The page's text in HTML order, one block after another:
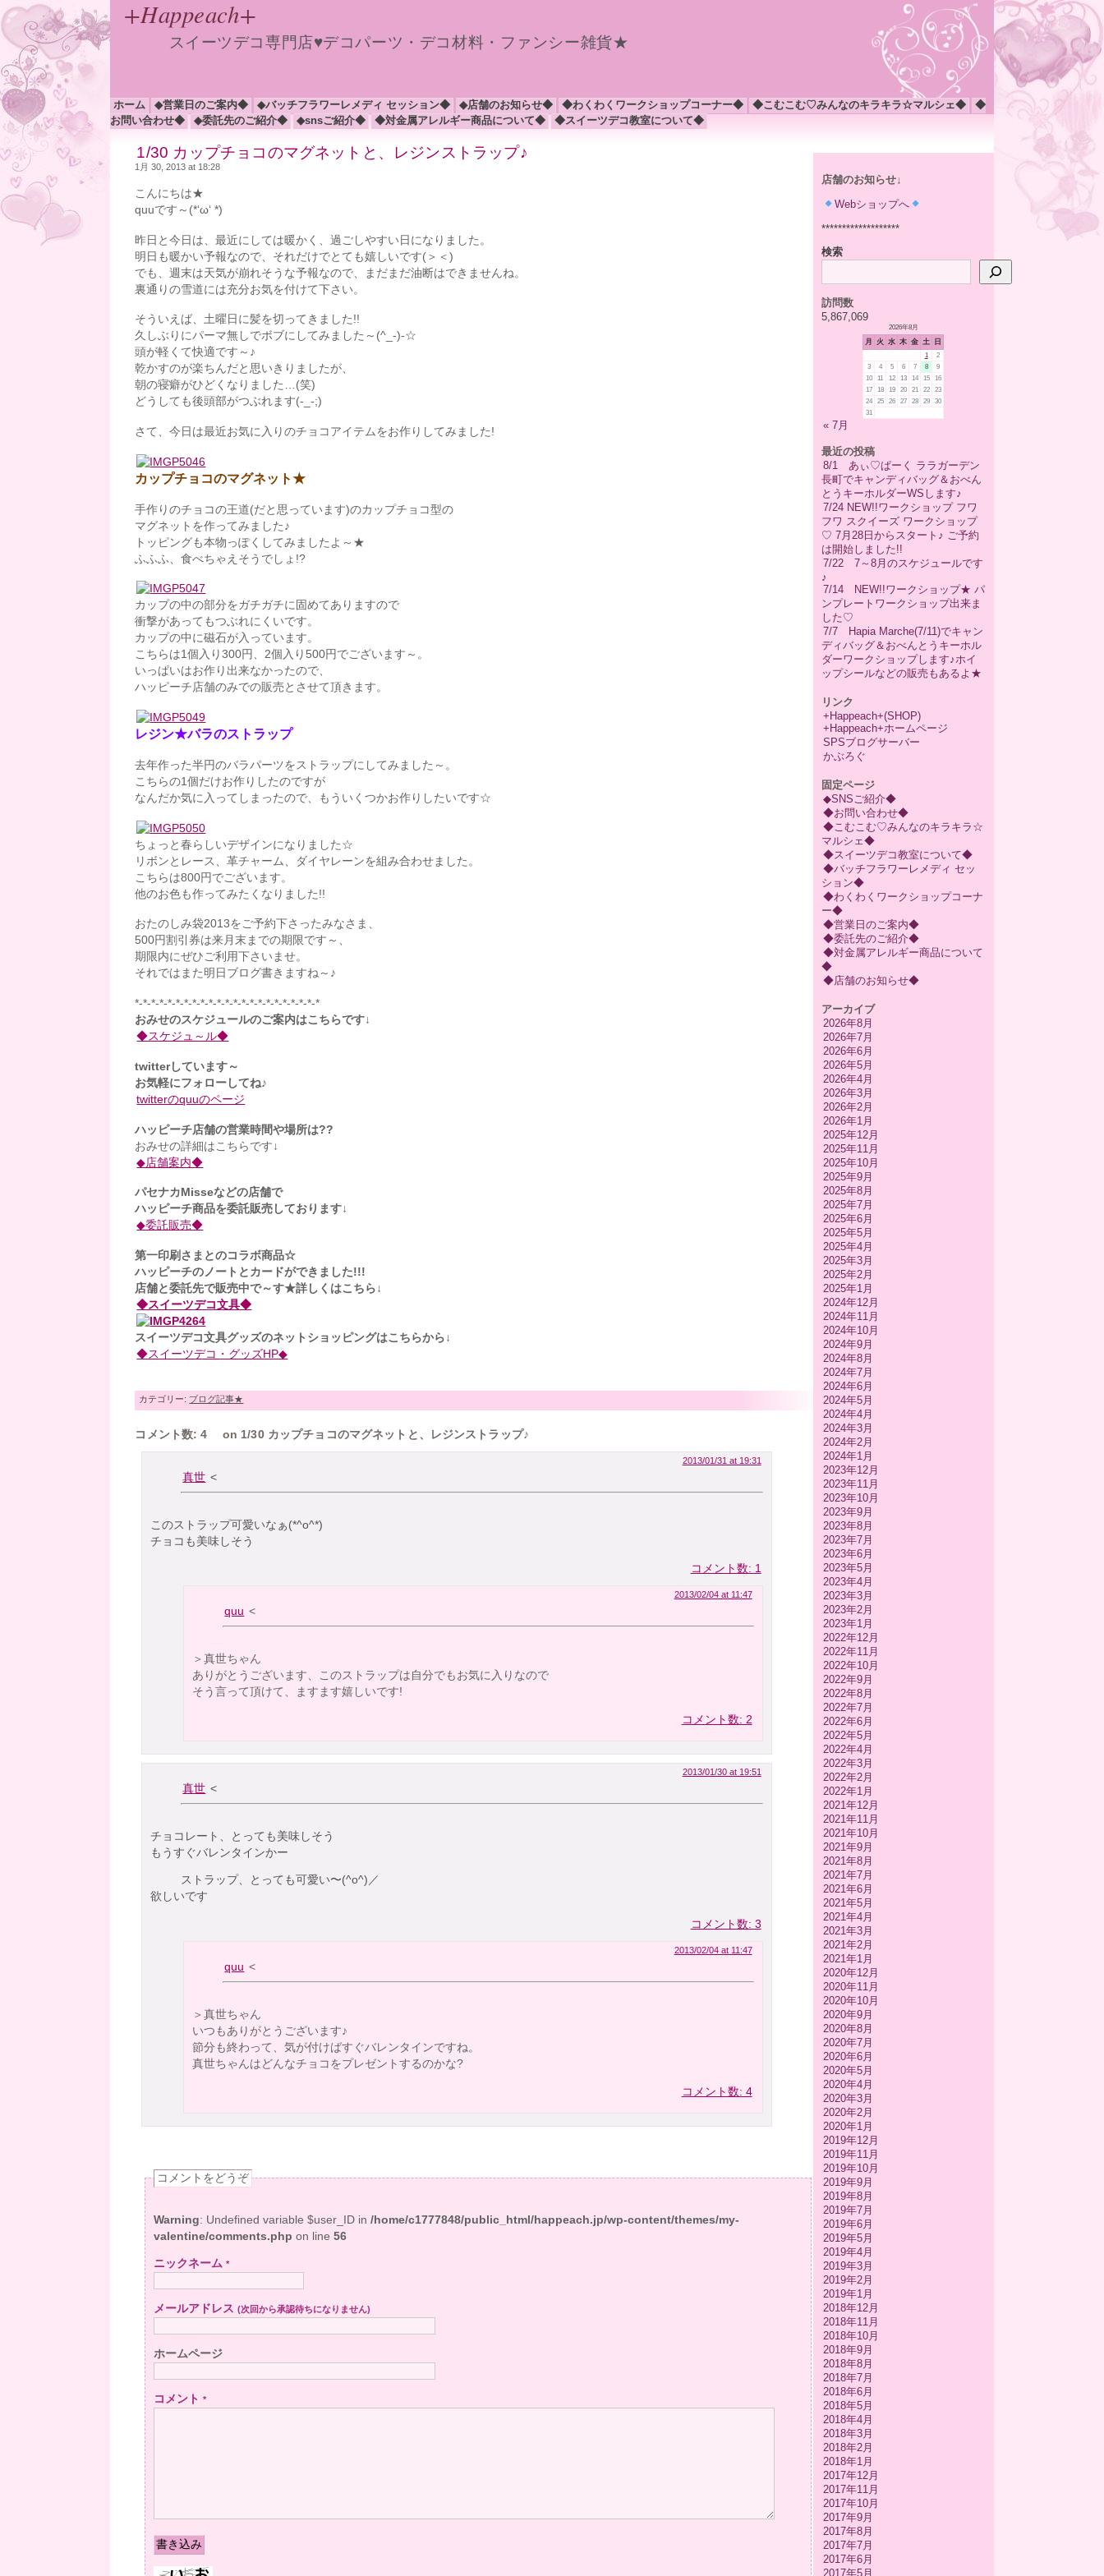
+Happeach+
スイーツデコ専門店♥デコパーツ・デコ材料・ファンシー雑貨★
ホーム ◆営業日のご案内◆ ◆バッチフラワーレメディ セッション◆ ◆店舗のお知らせ◆ ◆わくわくワークショップコーナー◆ ◆こむこむ♡みんなのキラキラ☆マルシェ◆
◆
お問い合わせ◆
◆委託先のご紹介◆ ◆snsご紹介◆ ◆対金属アレルギー商品について◆ ◆スイーツデコ教室について◆
店舗のお知らせ↓
Webショップへ
*******************
検索
訪問数
5,867,069
2026年8月
月 火 水 木 金 土 日
1
2
3
4 5 6 7 8
9
10
11 12 13 14 15
16
17
18 19 20 21 22
23
24
25 26 27 28 29
30
31
« 7月
最近の投稿
8/1 あぃ♡ぱーく ララガーデン
長町でキャンディバッグ＆おべん
とうキーホルダーWSします♪
7/24 NEW!!ワークショップ フワ
フワ スクイーズ ワークショップ
♡ 7月28日からスタート♪ ご予約
は開始しました!!
7/22 7～8月のスケジュールです
♪
7/14 NEW!!ワークショップ★ パ
ンプレートワークショップ出来ま
した♡
7/7 Hapia Marche(7/11)でキャン
ディバッグ＆おべんとうキーホル
ダーワークショップします♪ホイ
ップシールなどの販売もあるよ★
リンク
+Happeach+(SHOP)
+Happeach+ホームページ
SPSブログサーバー
かぶろぐ
固定ページ
◆SNSご紹介◆
◆お問い合わせ◆
◆こむこむ♡みんなのキラキラ☆
マルシェ◆
◆スイーツデコ教室について◆
◆バッチフラワーレメディ セッ
ション◆
◆わくわくワークショップコーナ
ー◆
◆営業日のご案内◆
◆委託先のご紹介◆
◆対金属アレルギー商品について
◆
◆店舗のお知らせ◆
アーカイブ
2026年8月
2026年7月
2026年6月
2026年5月
2026年4月
2026年3月
2026年2月
2026年1月
2025年12月
2025年11月
2025年10月
2025年9月
2025年8月
2025年7月
2025年6月
2025年5月
2025年4月
2025年3月
2025年2月
2025年1月
2024年12月
2024年11月
2024年10月
2024年9月
2024年8月
2024年7月
2024年6月
2024年5月
2024年4月
2024年3月
2024年2月
2024年1月
2023年12月
2023年11月
2023年10月
2023年9月
2023年8月
2023年7月
2023年6月
2023年5月
2023年4月
2023年3月
2023年2月
2023年1月
2022年12月
2022年11月
2022年10月
2022年9月
2022年8月
2022年7月
2022年6月
2022年5月
2022年4月
2022年3月
2022年2月
2022年1月
2021年12月
2021年11月
2021年10月
2021年9月
2021年8月
2021年7月
2021年6月
2021年5月
2021年4月
2021年3月
2021年2月
2021年1月
2020年12月
2020年11月
2020年10月
2020年9月
2020年8月
2020年7月
2020年6月
2020年5月
2020年4月
2020年3月
2020年2月
2020年1月
2019年12月
2019年11月
2019年10月
2019年9月
2019年8月
2019年7月
2019年6月
2019年5月
2019年4月
2019年3月
2019年2月
2019年1月
2018年12月
2018年11月
2018年10月
2018年9月
2018年8月
2018年7月
2018年6月
2018年5月
2018年4月
2018年3月
2018年2月
2018年1月
2017年12月
2017年11月
2017年10月
2017年9月
2017年8月
2017年7月
2017年6月
2017年5月
1/30 カップチョコのマグネットと、レジンストラップ♪
1月 30, 2013 at 18:28
こんにちは★
quuです～(*‘ω‘ *)
昨日と今日は、最近にしては暖かく、過ごしやすい日になりました。
明日も暖かい予報なので、それだけでとても嬉しいです(＞＜)
でも、週末は天気が崩れそうな予報なので、まだまだ油断はできませんね。
裏通りの雪道には充分お気を付けて下さい。
そういえば、土曜日に髪を切ってきました!!
久しぶりにパーマ無しでボブにしてみました～(^_-)-☆
頭が軽くて快適です～♪
乾かすのが楽ちんだと思いきりましたが、
朝の寝癖がひどくなりました…(笑)
どうしても後頭部がつぶれます(-_-;)
さて、今日は最近お気に入りのチョコアイテムをお作りしてみました!
カップチョコのマグネット★
手作りのチョコの王道(だと思っています)のカップチョコ型の
マグネットを作ってみました♪
トッピングも本物っぽくしてみましたよ～★
ふふふ、食べちゃえそうでしょ!?
カップの中の部分をガチガチに固めてありますので
衝撃があってもつぶれにくいです。
カップの中に磁石が入っています。
こちらは1個入り300円、2個入り500円でございます～。
いっぱいはお作り出来なかったので、
ハッピーチ店舗のみでの販売とさせて頂きます。
レジン★バラのストラップ
去年作った半円のバラパーツをストラップにしてみました～。
こちらの1個だけお作りしたのですが
なんだか気に入ってしまったので、もういくつかお作りしたいです☆
ちょっと春らしいデザインになりました☆
リボンとレース、革チャーム、ダイヤレーンを組み合わせました。
こちらは800円でございます。
他のお色も作ってみたくなりました!!
おたのしみ袋2013をご予約下さったみなさま、
500円割引券は来月末までの期限です～、
期限内にぜひご利用下さいませ。
それではまた明日ブログ書きますね～♪
*-*-*-*-*-*-*-*-*-*-*-*-*-*-*-*-*-*-*-*-*-*-*
おみせのスケジュールのご案内はこちらです↓
◆スケジュ～ル◆
twitterしています～
お気軽にフォローしてね♪
twitterのquuのページ
ハッピーチ店舗の営業時間や場所は??
おみせの詳細はこちらです↓
◆店舗案内◆
パセナカMisseなどの店舗で
ハッピーチ商品を委託販売しております↓
◆委託販売◆
第一印刷さまとのコラボ商品☆
ハッピーチのノートとカードができました!!!
店舗と委託先で販売中で～す★詳しくはこちら↓
◆スイーツデコ文具◆
スイーツデコ文具グッズのネットショッピングはこちらから↓
◆スイーツデコ・グッズHP◆
カテゴリー: ブログ記事★
コメント数: 4 on 1/30 カップチョコのマグネットと、レジンストラップ♪
2013/01/31 at 19:31
真世 <
このストラップ可愛いなぁ (*^o^*)
チョコも美味しそう
コメント数: 1
2013/02/04 at 11:47
quu <
＞真世ちゃん
ありがとうございます、このストラップは自分でもお気に入りなので
そう言って頂けて、ますます嬉しいです!
コメント数: 2
2013/01/30 at 19:51
真世 <
チョコレート、とっても美味しそう
もうすぐバレンタインかー
ストラップ、とっても可愛い〜(^o^)／
欲しいです
コメント数: 3
2013/02/04 at 11:47
quu <
＞真世ちゃん
いつもありがとうございます♪
節分も終わって、気が付けばすぐバレンタインですね。
真世ちゃんはどんなチョコをプレゼントするのかな?
コメント数: 4
コメントをどうぞ
Warning : Undefined variable $user_ID in/home/c1777848/public_html/happeach.jp/wp-content/themes/my-
valentine/comments.php on line56
ニックネーム*
メールアドレス(次回から承認待ちになりません)
ホームページ
コメント*